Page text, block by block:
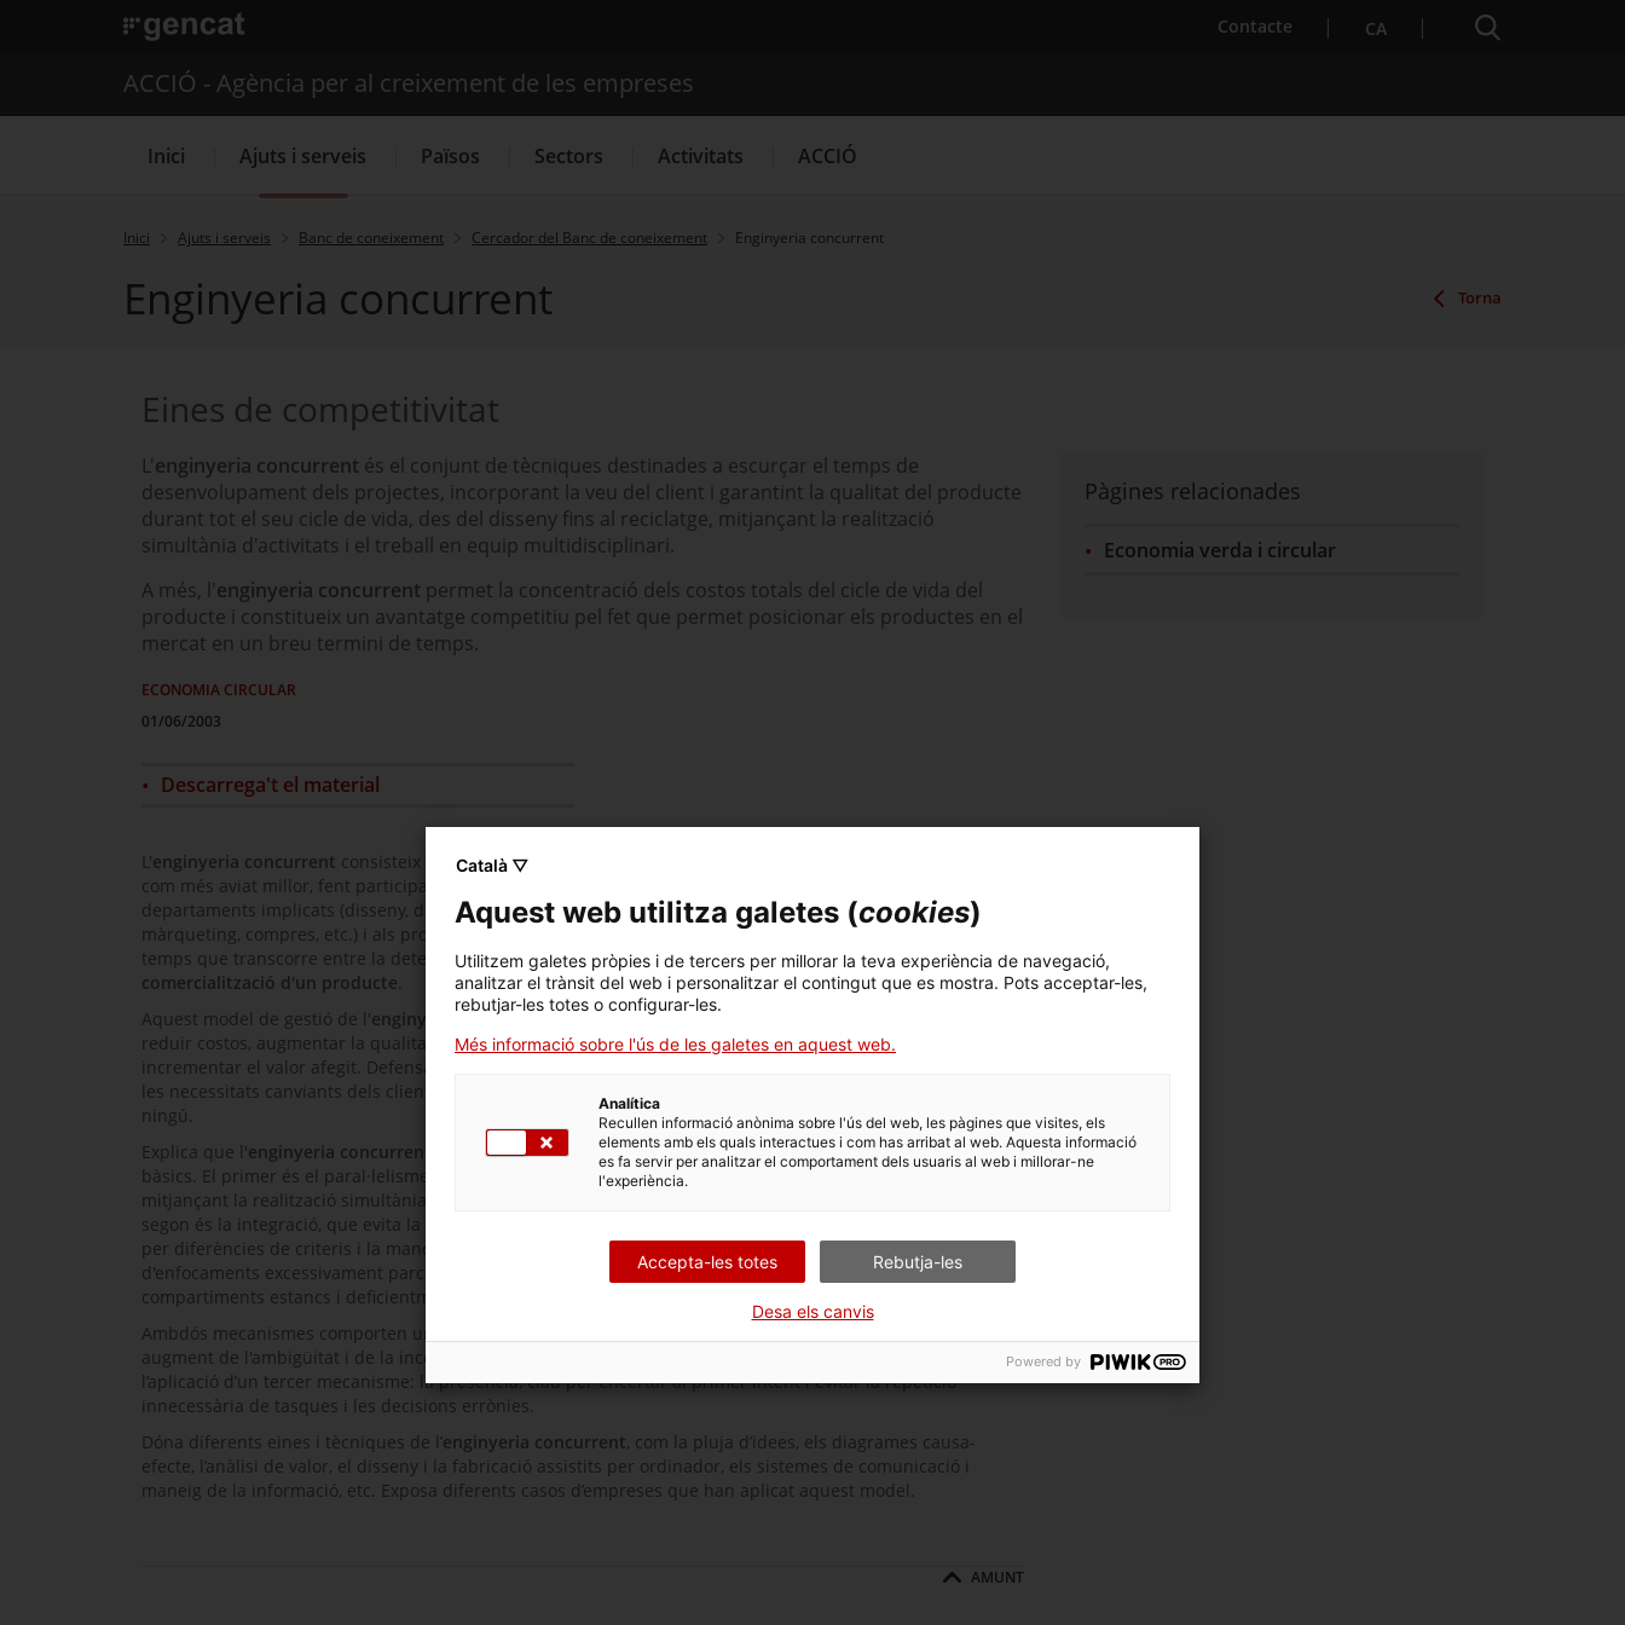
. Obre en una nova finestra. Contacte . Obre en una nova finestra.
CA Cercador
Cercador
Serveis d'internacionalització Serveis d'innovació
ACCIÓ - Agència per al creixement de les empreses
Inici Ajuts i serveis Països Sectors Activitats ACCIÓ
Inici Ajuts i serveis Banc de coneixement Cercador del Banc de coneixement Enginyeria concurrent
Enginyeria concurrent Torna
Eines de competitivitat
L'enginyeria concurrent és el conjunt de tècniques destinades a escurçar el temps de
desenvolupament dels projectes, incorporant la veu del client i garantint la qualitat del producte
durant tot el seu cicle de vida, des del disseny fins al reciclatge, mitjançant la realització
simultània d'activitats i el treball en equip multidisciplinari.
A més, l'enginyeria concurrent permet la concentració dels costos totals del cicle de vida del
producte i constitueix un avantatge competitiu pel fet que permet posicionar els productes en el
mercat en un breu termini de temps.
ECONOMIA CIRCULAR
01/06/2003
Descarrega't el material
L'enginyeria concurrent consisteix a iniciar les activitats del projecte
com més aviat millor, fent participar des del principi tots els
departaments implicats (disseny, desenvolupament, producció,
màrqueting, compres, etc.) i als proveïdors. L’objectiu és reduir el
temps que transcorre entre la detecció d'una necessitat fins a la
comercialització d'un producte
Aquest model de gestió de l'enginyeria concurrenttambé permet
reduir costos, augmentar la qualitat i la fiabilitat del producte i
incrementar el valor afegit. Defensa la necessitat d’estar molt atents a
les necessitats canviants dels clients per poder satisfer-les abans que
ningú.
Explica que l'enginyeria concurrent
està basada en tres elements
bàsics. El primer és el paral·lelisme, que permet reduir el temps
mitjançant la realització simultània de totes les tasques possibles. El
segon és la integració, que evita la repetició innecessària de tasques
per diferències de criteris i la manca d'optimització derivada
d'enfocaments excessivament parcials i de la divisió del treball en
compartiments estancs i deficientment comunicats.
Ambdós mecanismes comporten una sèrie de dificultats (com un
augment de l'ambigüitat i de la incertesa en totes les fases del desenvolupament) que requereixen
l’aplicació d’un tercer mecanisme: la presència, clau per encertar al primer intent i evitar la repetició
innecessària de tasques i les decisions errònies.
Dóna diferents eines i tècniques de l’enginyeria concurrent, com la pluja d’idees, els diagrames causa-
efecte, l’anàlisi de valor, el disseny i la fabricació assistits per ordinador, els sistemes de comunicació i
maneig de la informació, etc. Exposa diferents casos d’empreses que han aplicat aquest model.
AMUNT
Pàgines relacionades
Economia verda i circular
Català ▽
Aquest web utilitza galetes (cookies)
Utilitzem galetes pròpies i de tercers per millorar la teva experiència de navegació,
analitzar el trànsit del web i personalitzar el contingut que es mostra. Pots acceptar-les,
rebutjar-les totes o configurar-les.
Més informació sobre l'ús de les galetes en aquest web.
Analítica
Recullen informació anònima sobre l'ús del web, les pàgines que visites, els
elements amb els quals interactues i com has arribat al web. Aquesta informació
es fa servir per analitzar el comportament dels usuaris al web i millorar-ne
l'experiència.
Accepta-les totes Rebutja-les
Desa els canvis
Powered by